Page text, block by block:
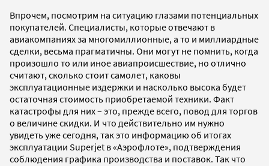
Впрочем, посмотрим на ситуацию глазами потенциальных
покупателей. Специалисты, которые отвечают в
авиакомпаниях за многомиллионные, а то и миллиардные
сделки, весьма прагматичны. Они могут не помнить, когда
произошло то или иное авиапроисшествие, но отлично
считают, сколько стоит самолет, каковы
эксплуатационные издержки и насколько высока будет
остаточная стоимость приобретаемой техники. Факт
катастрофы для них – это, прежде всего, повод для торгов
о величине скидки. И что действительно им нужно
увидеть уже сегодня, так это информацию об итогах
эксплуатации Superjet в «Аэрофлоте», подтверждения
соблюдения графика производства и поставок. Так что